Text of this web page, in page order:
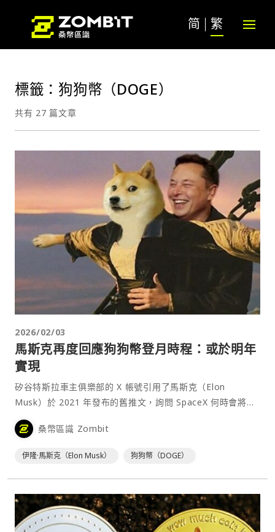
简 繁
標籤：狗狗幣（DOGE）
共有 27 篇文章
2026/02/03
馬斯克再度回應狗狗幣登月時程：或於明年
實現
矽谷特斯拉車主俱樂部的 X 帳號引用了馬斯克（Elon
Musk）於 2021 年發布的舊推文，詢問 SpaceX 何時會將狗
狗幣（Dogecoin）送上月球。馬斯克親自⋯
桑幣區識 Zombit
伊隆·馬斯克（Elon Musk） 狗狗幣（DOGE）